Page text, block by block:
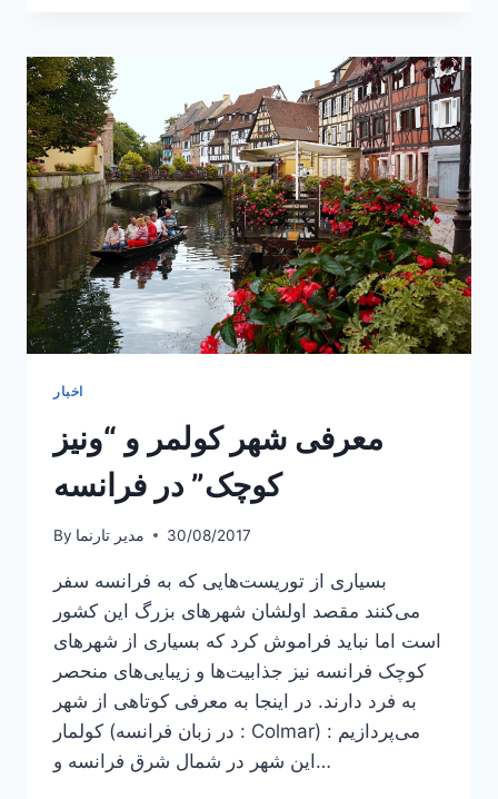
شهر
نانت
اخبار
معرفی شهر کولمر و “ونیز
کوچک” در فرانسه
By مدیر تارنما 30/08/2017
بسیاری از توریست‌هایی که به فرانسه سفر
می‌کنند مقصد اولشان شهرهای بزرگ این کشور
است اما نباید فراموش کرد که بسیاری از شهرهای
کوچک فرانسه نیز جذابیت‌ها و زیبایی‌های منحصر
به فرد دارند. در اینجا به معرفی کوتاهی از شهر
کولمار (در زبان فرانسه : Colmar) می‌پردازیم :
این شهر در شمال شرق فرانسه و…